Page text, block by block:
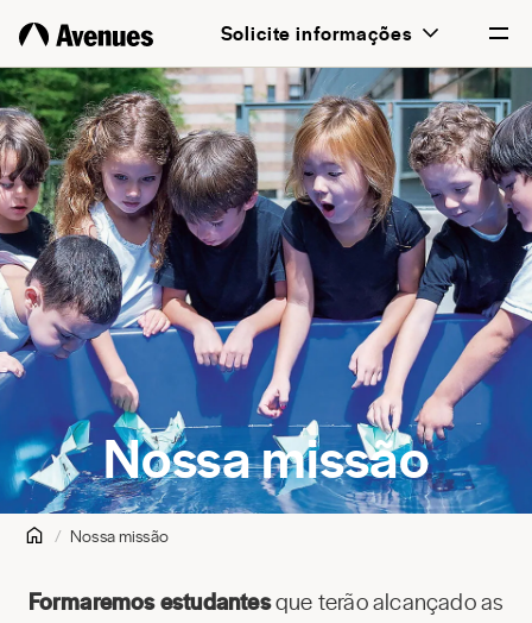
Solicite informações
English
Português
Nossa missão
Nossa missão
Formaremos estudantesque terão alcançado as